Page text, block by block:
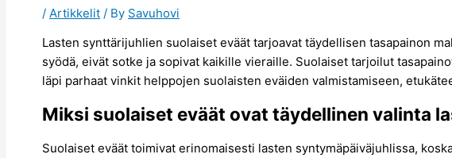
/ Artikkelit / By Savuhovi
Lasten synttärijuhlien suolaiset eväät tarjoavat täydellisen tasapainon
syödä, eivät sotke ja sopivat kaikille vieraille. Suolaiset tarjoilut
läpi parhaat vinkit helppojen suolaisten eväiden valmistamiseen,
Miksi suolaiset eväät ovat täydellinen valinta
Suolaiset eväät toimivat erinomaisesti lasten syntymäpäiväjuhlissa,